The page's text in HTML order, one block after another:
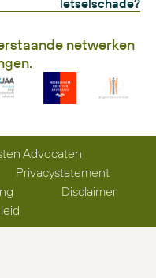
netwerken
Advocaten
Privacystatement
Disclaimer